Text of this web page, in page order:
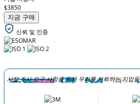
$3850
지금 구매
신뢰 및 인증
시장 조사 요구 사항을 위해 우리를 신뢰하는 기업들